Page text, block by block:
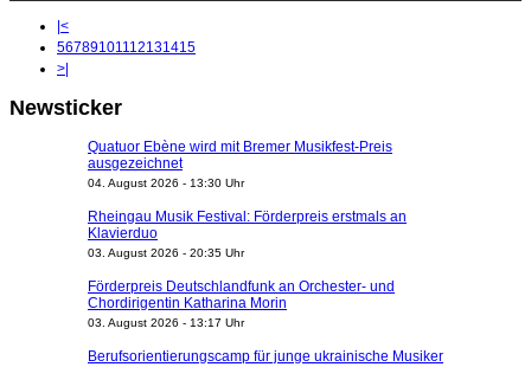
|<
567891011 12131415
>|
Newsticker
Quatuor Ebène wird mit Bremer Musikfest-Preis
ausgezeichnet
04. August 2026 - 13:30 Uhr
Rheingau Musik Festival: Förderpreis erstmals an
Klavierduo
03. August 2026 - 20:35 Uhr
Förderpreis Deutschlandfunk an Orchester- und
Chordirigentin Katharina Morin
03. August 2026 - 13:17 Uhr
Berufsorientierungscamp für junge ukrainische Musiker